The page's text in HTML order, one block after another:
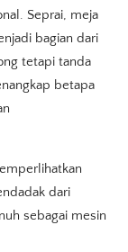
Seprai, meja
bagian dari
tetapi tanda
betapa
dari
sebagai mesin